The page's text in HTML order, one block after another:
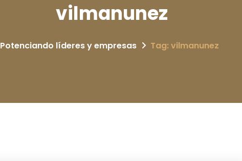
vilmanunez
Potenciando líderes y empresas Tag: vilmanunez